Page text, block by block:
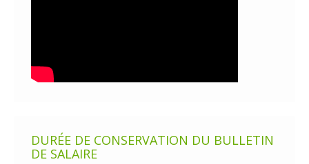
DURÉE DE CONSERVATION DU BULLETIN
DE SALAIRE